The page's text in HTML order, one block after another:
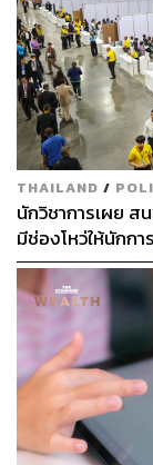
THAILAND /
นักวิชาการเผย ส
มีช่องโหว่ให้นักก
ล้านยึดประเทศได้